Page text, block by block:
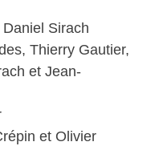
Sirach
Thierry Gautier,
et Jean-
et Olivier